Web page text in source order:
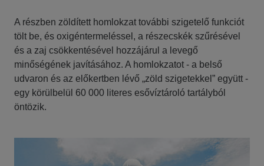
A részben zöldített homlokzat további szigetelő funkciót
tölt be, és oxigéntermeléssel, a részecskék szűrésével
és a zaj csökkentésével hozzájárul a levegő
minőségének javításához. A homlokzatot - a belső
udvaron és az előkertben lévő „zöld szigetekkel” együtt -
egy körülbelül 60 000 literes esővíztároló tartályból
öntözik.